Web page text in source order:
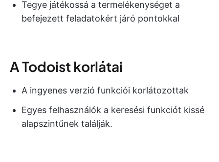
Tegye játékossá a termelékenységet a
befejezett feladatokért járó pontokkal
A Todoist korlátai
A ingyenes verzió funkciói korlátozottak
Egyes felhasználók a keresési funkciót kissé
alapszintűnek találják.